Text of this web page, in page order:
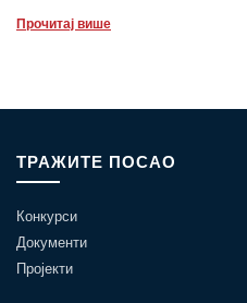
Прочитај више
ТРАЖИТЕ ПОСАО
Конкурси
Документи
Пројекти